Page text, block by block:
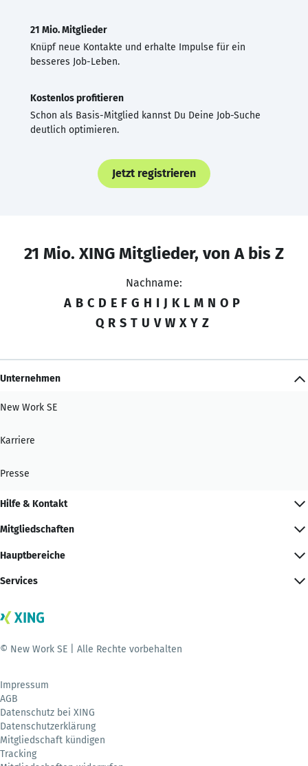
21 Mio. Mitglieder
Knüpf neue Kontakte und erhalte Impulse für ein
besseres Job-Leben.
Kostenlos profitieren
Schon als Basis-Mitglied kannst Du Deine Job-Suche
deutlich optimieren.
Jetzt registrieren
21 Mio. XING Mitglieder, von A bis Z
Nachname:
A B C D E F G H I J K L M N O P
Q R S T U V W X Y Z
Unternehmen
New Work SE
Karriere
Presse
Hilfe & Kontakt
Mitgliedschaften
Hauptbereiche
Services
© New Work SE | Alle Rechte vorbehalten
Impressum
AGB
Datenschutz bei XING
Datenschutzerklärung
Mitgliedschaft kündigen
Tracking